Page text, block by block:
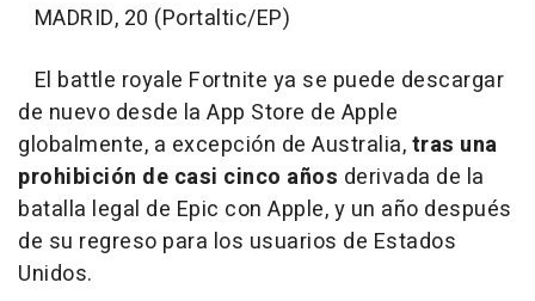
MADRID, 20 (Portaltic/EP)
El battle royale Fortnite ya se puede descargar
de nuevo desde la App Store de Apple
globalmente, a excepción de Australia,tras una
prohibición de casi cinco años derivada de la
batalla legal de Epic con Apple, y un año después
de su regreso para los usuarios de Estados
Unidos.